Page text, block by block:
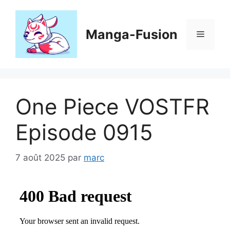
contenu
Manga-Fusion Menu
One Piece VOSTFR
Episode 0915
7 août 2025 par marc